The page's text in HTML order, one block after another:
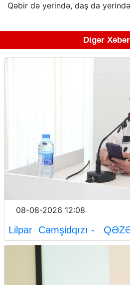
Qəbir də yerində, daş da
Digər
08-08-2026 12:08
Lilpar Cəmşidqızı -